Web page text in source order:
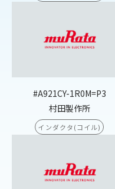
#A921CY-1R0M=P3
村田製作所
インダクタ(コイル)